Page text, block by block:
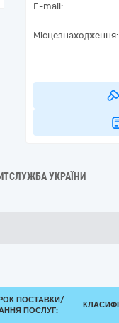
E-mail:
Місцезнаходження:
УКРАЇНИ
ПОСТАВКИ/
ПОСЛУГ: